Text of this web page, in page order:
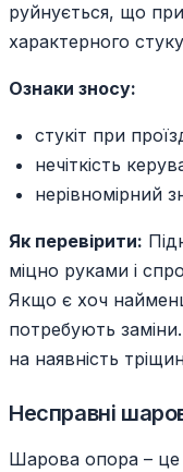
руйнується, що
характерного
Ознаки зносу:
стукіт при
нечіткість
нерівномірний
Як перевірити:
міцно руками і
Якщо є хоч
потребують
на наявність
Несправні
Шарова опора – це